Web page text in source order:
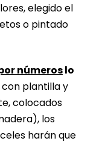
elegido el
o pintado
númeroslo
con plantilla y
colocados
los
harán que